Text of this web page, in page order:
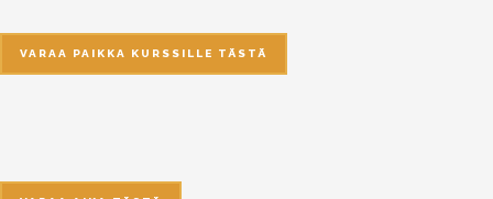
VARAA PAIKKA KURSSILLE TÄSTÄ